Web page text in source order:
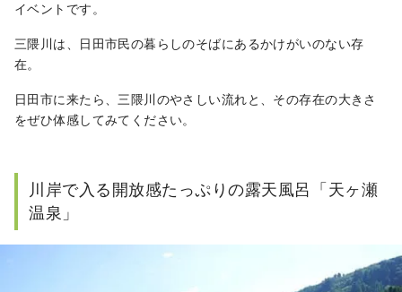
イベントです。
三隈川は、日田市民の暮らしのそばにあるかけがいのない存
在。
日田市に来たら、三隈川のやさしい流れと、その存在の大きさ
をぜひ体感してみてください。
川岸で入る開放感たっぷりの露天風呂「天ヶ瀬
温泉」